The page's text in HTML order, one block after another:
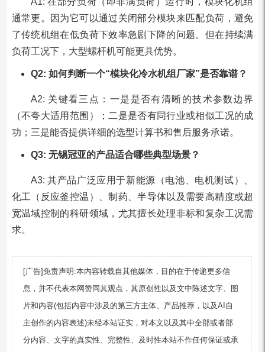
通常更。因为它可以通过关闭部分模块来匹配负荷，避免
了传统机组在低负荷下效率急剧下降的问题。但在持续满
负荷工况下，大型螺杆机可能更具优势。
Q2: 如何判断一个“模块化冷水机组厂家”是否靠谱？
A2: 关键看三点：一是是否有清晰的技术参数边界
（不夸大适用范围）；二是是否有同行业或相似工况的成
功；三是能否提供详细的选型计算书和售后服务承诺。
Q3: 无锡冠亚的产品适合哪些典型场景？
A3: 其产品广泛应用于新能源（电池、电机测试）、
化工（反应釜控温）、制药、半导体以及需要高精度或超
宽温域控制的科研领域，尤其擅长处理非标和复杂工况需
求。
[广告]免责声明:本内容转载自其他媒体，目的在于传递更多信
息，并不代表本网赞同其观点，其原创性以及文中陈述文字、图
片和内容(包括内容中涉及的第三方主体、产品推荐，以及AI自
主创作的内容表述)未经本站证实，对本文以及其中全部或者部
分内容、文字的真实性、完整性、及时性本站不作任何保证或承